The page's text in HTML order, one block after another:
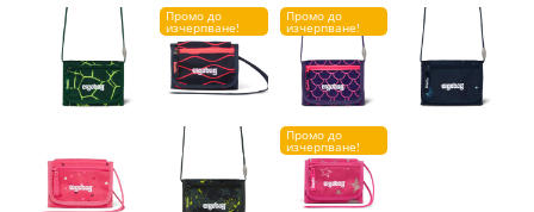
Промо до
изчерпване!
Промо до
изчерпване!
Промо до
изчерпване!